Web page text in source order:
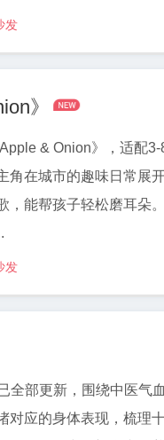
发
》 
& Onion》，适配
角在城市的趣味日常展
松磨耳朵。 课程下载 少儿英语启蒙
发
全部更新，围绕中医气
对应的身体表现，梳理